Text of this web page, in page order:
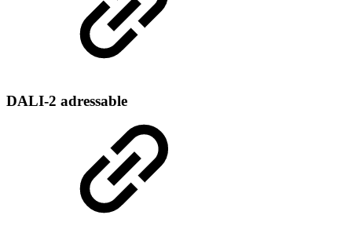
DALI-2 adressable